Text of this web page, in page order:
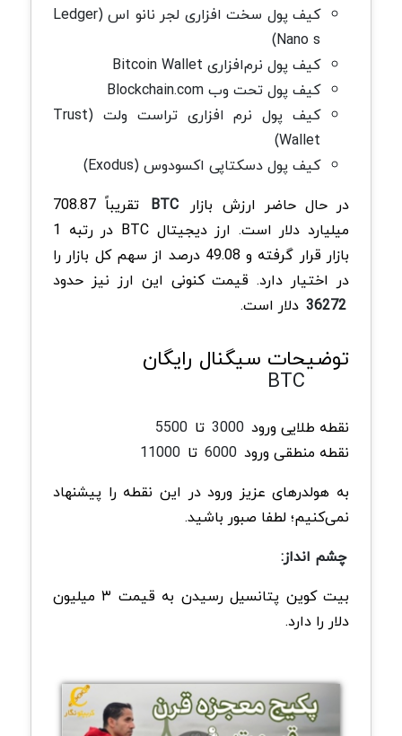
کیف پول سخت افزاری لجر نانو اس (Ledger
Nano s)
کیف پول نرم‌افزاری Bitcoin Wallet
کیف پول تحت وب Blockchain.com
کیف پول نرم افزاری تراست ولت (Trust
Wallet)
کیف پول‌ دسکتاپی اکسودوس (Exodus)
در حال حاضر ارزش بازار BTC
تقریباً 708.87
میلیارد دلار است. ارز دیجیتال BTC در رتبه 1
بازار قرار گرفته و 49.08 درصد از سهم کل بازار را
در اختیار دارد. قیمت کنونی این ارز نیز حدود
36272 دلار است.
توضیحات سیگنال رایگان
BTC
نقطه طلایی ورود 3000 تا 5500
نقطه منطقی ورود 6000 تا 11000
به هولدرهای عزیز ورود در این نقطه را پیشنهاد
نمی‌کنیم؛ لطفا صبور باشید.
چشم انداز:
بیت کوین پتانسیل رسیدن به قیمت ۳ میلیون
دلار را دارد.